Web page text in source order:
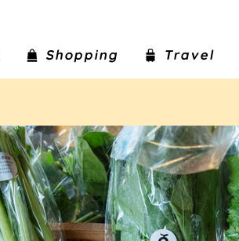
Shopping Travel